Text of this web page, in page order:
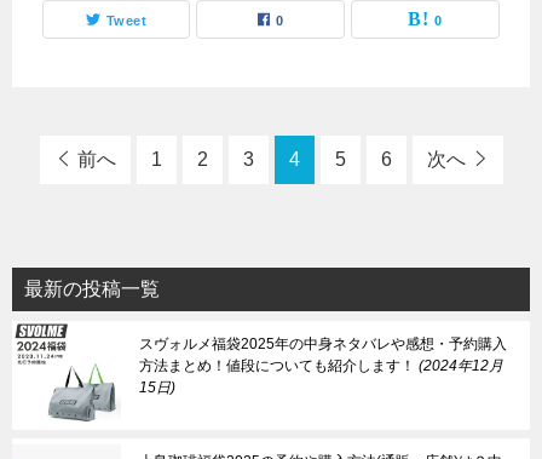
Tweet 0 0
前へ 1 2 3 4 5 6 次へ
最新の投稿一覧
スヴォルメ福袋2025年の中身ネタバレや感想・予約購入
方法まとめ！値段についても紹介します！
2024年12月
15日